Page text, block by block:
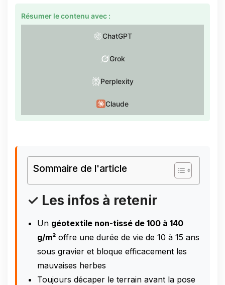
Résumer le contenu avec :
ChatGPT
Grok
Perplexity
Claude
Sommaire de l'article
✓ Les infos à retenir
Un géotextile non-tissé de 100 à 140
g/m² offre une durée de vie de 10 à 15 ans
sous gravier et bloque efficacement les
mauvaises herbes
Toujours décaper le terrain avant la pose